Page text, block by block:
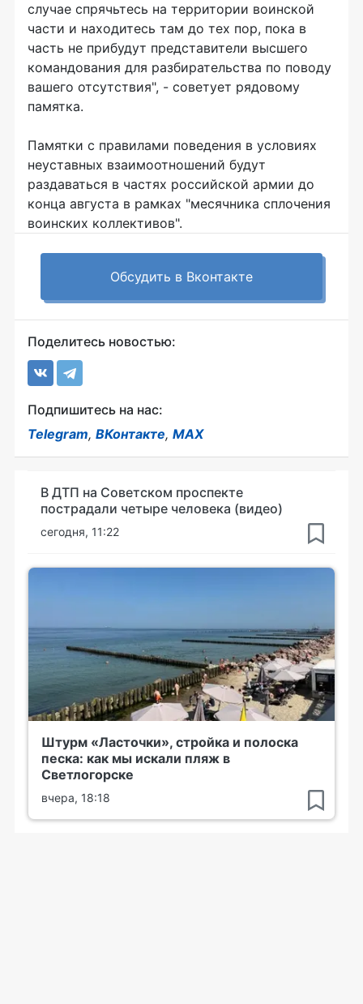
случае спрячьтесь на территории воинской
части и находитесь там до тех пор, пока в
часть не прибудут представители высшего
командования для разбирательства по поводу
вашего отсутствия", - советует рядовому
памятка.
Памятки с правилами поведения в условиях
неуставных взаимоотношений будут
раздаваться в частях российской армии до
конца августа в рамках "месячника сплочения
воинских коллективов".
Обсудить в Вконтакте
Поделитесь новостью:
Подпишитесь на нас:
Telegram, ВКонтакте, MAX
В ДТП на Советском проспекте
пострадали четыре человека (видео)
сегодня, 11:22
Штурм «Ласточки», стройка и полоска
песка: как мы искали пляж в
Светлогорске
вчера, 18:18